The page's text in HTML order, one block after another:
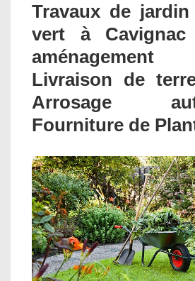
Travaux de
vert à Cavignac
aménagement
Livraison de
Arrosage
Fourniture de